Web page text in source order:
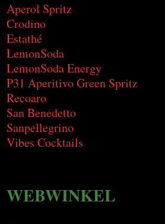
Aperol Spritz
Crodino
Estathé
LemonSoda
LemonSoda Energy
P31 Aperitivo Green Spritz
Recoaro
San Benedetto
Sanpellegrino
Vibes Cocktails
WEBWINKEL